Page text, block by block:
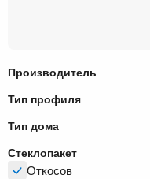
Производитель
Тип профиля
Тип дома
Стеклопакет
Откосов